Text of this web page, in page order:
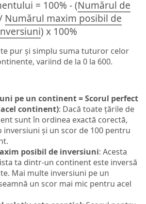
= 100% - (Numărul de
Numărul maxim posibil de
) x 100%
pur și simplu suma tuturor celor
variind de la 0 la 600.
pe un continent = Scorul perfect
continent): Dacă toate țările de
sunt în ordinea exactă corectă,
inversiuni și un scor de 100 pentru
posibil de inversiuni: Acesta
ta dintr-un continent este inversă
Mai multe inversiuni pe un
un scor mai mic pentru acel